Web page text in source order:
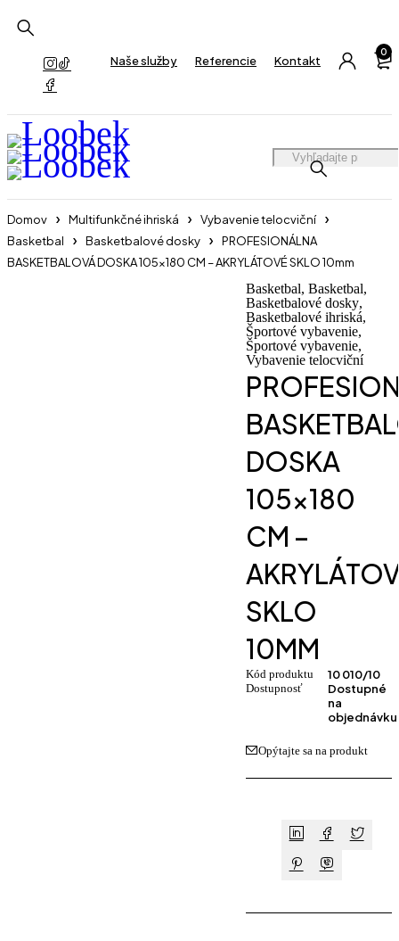
Naše služby Referencie Kontakt
0
Domov Multifunkčné ihriská
Vybavenie telocviční
Basketbal
Basketbalové dosky
PROFESIONÁLNA
BASKETBALOVÁ DOSKA 105×180 CM – AKRYLÁTOVÉ SKLO 10mm
Basketbal, Basketbal,
Basketbalové dosky,
Basketbalové ihriská,
Športové vybavenie,
Športové vybavenie,
Vybavenie telocviční
DOSKA
105×180
CM –
SKLO
10MM
Kód produktu 10 010/10
Dostupnosť
Dostupné
na
objednávku
Opýtajte sa na produkt